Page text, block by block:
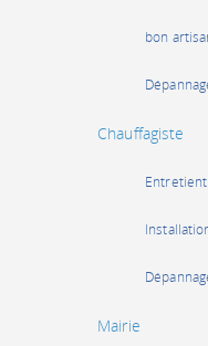
bon
Chauffagiste
Mairie